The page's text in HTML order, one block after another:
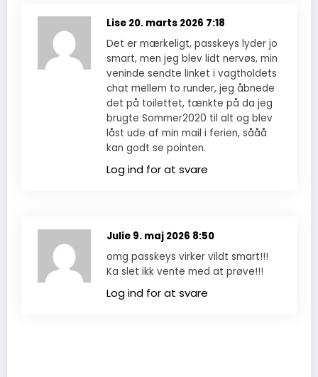
Lise 20. marts 2026 7:18
Det er mærkeligt, passkeys lyder jo
smart, men jeg blev lidt nervøs, min
veninde sendte linket i vagtholdets
chat mellem to runder, jeg åbnede
det på toilettet, tænkte på da jeg
brugte Sommer2020 til alt og blev
låst ude af min mail i ferien, sååå
kan godt se pointen.
Log ind for at svare
Julie 9. maj 2026 8:50
omg passkeys virker vildt smart!!!
Ka slet ikk vente med at prøve!!!
Log ind for at svare